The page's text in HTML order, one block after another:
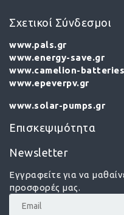
Σχετικοί Σύνδεσμοι
www.pals.gr
www.energy-save.gr
www.camelion-
www.epeverpv.gr
www.solar-pumps.gr
Επισκεψιμότητα
Newsletter
Εγγραφείτε για να
προσφορές μας.